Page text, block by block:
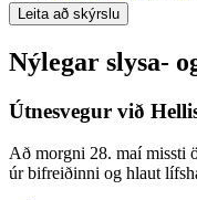
Nýlegar slysa-
Útnesvegur við
Að morgni 28. maí missti
úr bifreiðinni og hlaut